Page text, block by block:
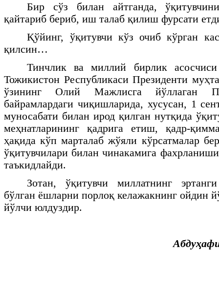
Бир сўз билан айтганда,
қайтариб бериб, иш талаб қилиш фурсати
Қўйинг, ўқитувчи кўз очиб кўрган
қилсин…
Тинчлик ва миллий бирлик
Тожикистон Республикаси Президенти
ўзининг Олий Мажлисга йўллаган
байрамлардаги чиқишларида, хусусан, 1
муносабати билан ирод қилган нутқида
меҳнатларининг қадрига етиш, қадр-
ҳақида кўп марталаб жўяли кўрсатмалар
ўқитувчилари билан чинакамига
таъкидлайди.
Зотан, ўқитувчи миллатнинг
бўлган ёшларни порлоқ келажакнинг ойдин
йўлчи юлдуздир.